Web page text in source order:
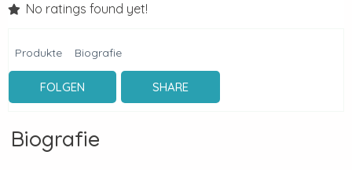
No ratings found yet!
Produkte Biografie
FOLGEN SHARE
Biografie